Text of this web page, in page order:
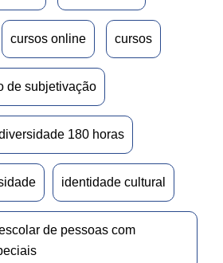
cursos online cursos
de subjetivação
180 horas
identidade cultural
de pessoas com